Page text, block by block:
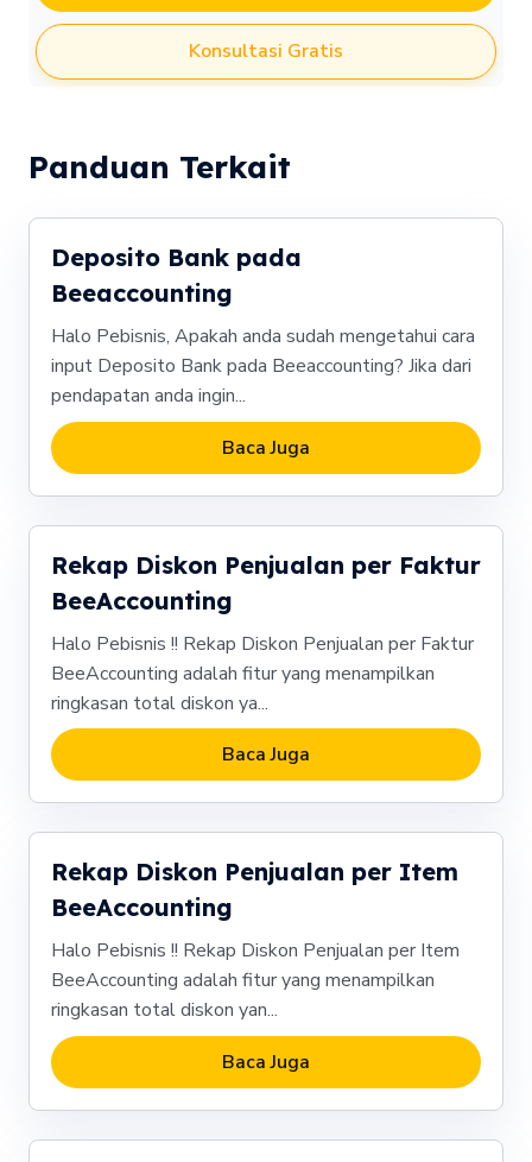
Konsultasi Gratis
Panduan Terkait
Deposito Bank pada
Beeaccounting
Halo Pebisnis, Apakah anda sudah mengetahui cara
input Deposito Bank pada Beeaccounting? Jika dari
pendapatan anda ingin...
Baca Juga
Rekap Diskon Penjualan per Faktur
BeeAccounting
Halo Pebisnis !! Rekap Diskon Penjualan per Faktur
BeeAccounting adalah fitur yang menampilkan
ringkasan total diskon ya...
Baca Juga
Rekap Diskon Penjualan per Item
BeeAccounting
Halo Pebisnis !! Rekap Diskon Penjualan per Item
BeeAccounting adalah fitur yang menampilkan
ringkasan total diskon yan...
Baca Juga